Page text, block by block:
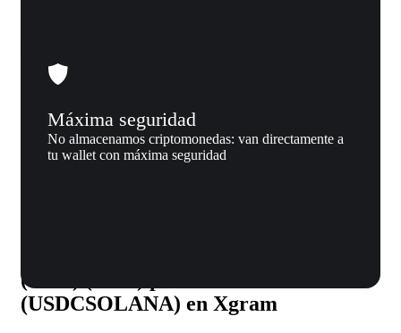
Máxima seguridad
No almacenamos criptomonedas: van directamente a
tu wallet con máxima seguridad
(RVN) (RVN) por USD Coin
(USDCSOLANA) en Xgram